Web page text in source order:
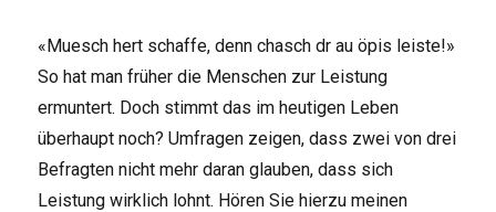
«Muesch hert schaffe, denn chasch dr au öpis leiste!»
So hat man früher die Menschen zur Leistung
ermuntert. Doch stimmt das im heutigen Leben
überhaupt noch? Umfragen zeigen, dass zwei von drei
Befragten nicht mehr daran glauben, dass sich
Leistung wirklich lohnt. Hören Sie hierzu meinen